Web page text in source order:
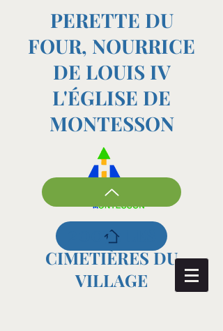
PERETTE DU
FOUR, NOURRICE
DE LOUIS IV
L'ÉGLISE DE
MONTESSON
2007: LES
CIMETIÈRES DU
VILLAGE